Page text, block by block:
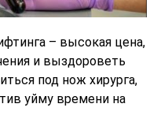
– высокая цена,
и выздороветь
под нож хирурга,
уйму времени на